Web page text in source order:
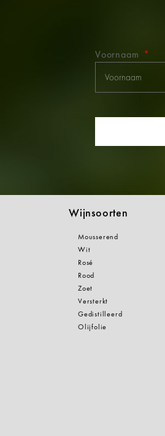
Voornaam
Wijnsoorten
Mousserend
Wit
Rosé
Rood
Zoet
Versterkt
Gedistilleerd
Olijfolie